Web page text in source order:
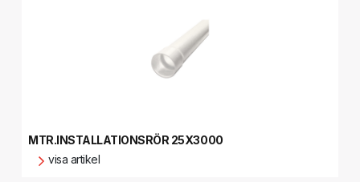
MTR.INSTALLATIONSRÖR 25X3000
visa artikel